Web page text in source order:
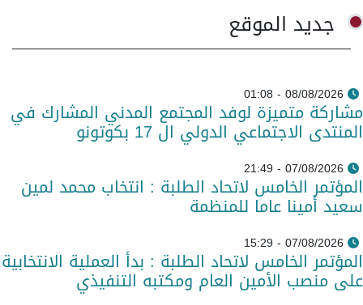
جديد الموقع
08/08/2026 - 01:08
مشاركة متميزة لوفد المجتمع المدني المشارك في
المنتدى الاجتماعي الدولي ال 17 بكوتونو
07/08/2026 - 21:49
المؤتمر الخامس لاتحاد الطلبة : انتخاب محمد لمين
سعيد أمينا عاما للمنظمة
07/08/2026 - 15:29
المؤتمر الخامس لاتحاد الطلبة : بدأ العملية الانتخابية
على منصب الأمين العام ومكتبه التنفيذي